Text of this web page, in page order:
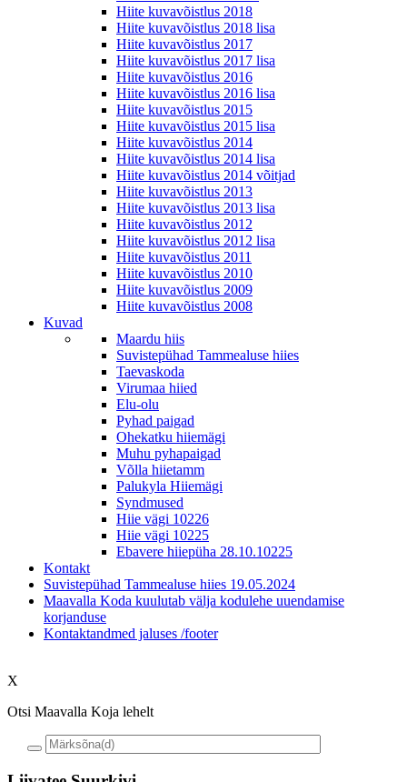
Hiite kuvavõistlus 2018
Hiite kuvavõistlus 2018 lisa
Hiite kuvavõistlus 2017
Hiite kuvavõistlus 2017 lisa
Hiite kuvavõistlus 2016
Hiite kuvavõistlus 2016 lisa
Hiite kuvavõistlus 2015
Hiite kuvavõistlus 2015 lisa
Hiite kuvavõistlus 2014
Hiite kuvavõistlus 2014 lisa
Hiite kuvavõistlus 2014 võitjad
Hiite kuvavõistlus 2013
Hiite kuvavõistlus 2013 lisa
Hiite kuvavõistlus 2012
Hiite kuvavõistlus 2012 lisa
Hiite kuvavõistlus 2011
Hiite kuvavõistlus 2010
Hiite kuvavõistlus 2009
Hiite kuvavõistlus 2008
Kuvad
Maardu hiis
Suvistepühad Tammealuse hiies
Taevaskoda
Virumaa hiied
Elu-olu
Pyhad paigad
Ohekatku hiiemägi
Muhu pyhapaigad
Võlla hiietamm
Palukyla Hiiemägi
Syndmused
Hiie vägi 10226
Hiie vägi 10225
Ebavere hiiepüha 28.10.10225
Kontakt
Suvistepühad Tammealuse hiies 19.05.2024
Maavalla Koda kuulutab välja kodulehe uuendamise
korjanduse
Kontaktandmed jaluses /footer
X
Otsi Maavalla Koja lehelt